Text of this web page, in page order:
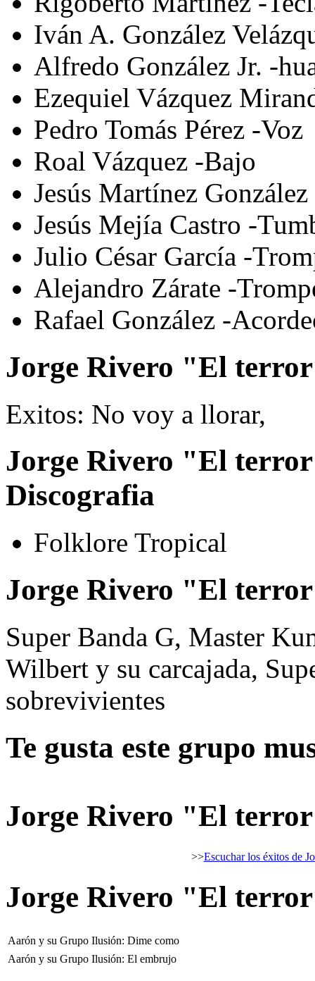
Iván A. González
Alfredo González Jr. -
Ezequiel Vázquez
Pedro Tomás Pérez -Voz
Roal Vázquez -Bajo
Jesús Martínez
Jesús Mejía Castro -
Julio César García -
Alejandro Zárate -
Rafael González -
Jorge Rivero "El
Exitos: No voy a llorar,
Jorge Rivero "El
Discografia
Folklore Tropical
Jorge Rivero "El terror
Super Banda G, Master
Wilbert y su carcajada,
sobrevivientes
Te gusta este grupo
Jorge Rivero "El
>>Escuchar los éxitos de
Jorge Rivero "El terror
Aarón y su Grupo Ilusión: Dime como
Aarón y su Grupo Ilusión: El embrujo